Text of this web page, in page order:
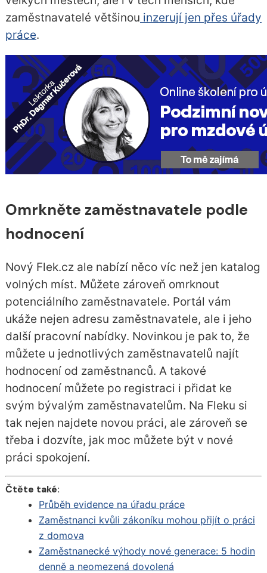
zaměstnavatelé většinou inzerují jen přes úřady
práce.
Omrkněte zaměstnavatele podle
hodnocení
Nový Flek.cz ale nabízí něco víc než jen katalog
volných míst. Můžete zároveň omrknout
potenciálního zaměstnavatele. Portál vám
ukáže nejen adresu zaměstnavatele, ale i jeho
další pracovní nabídky. Novinkou je pak to, že
můžete u jednotlivých zaměstnavatelů najít
hodnocení od zaměstnanců. A takové
hodnocení můžete po registraci i přidat ke
svým bývalým zaměstnavatelům. Na Fleku si
tak nejen najdete novou práci, ale zároveň se
třeba i dozvíte, jak moc můžete být v nové
práci spokojení.
Čtěte také:
Průběh evidence na úřadu práce
Zaměstnanci kvůli zákoníku mohou přijít o práci
z domova
Zaměstnanecké výhody nové generace: 5 hodin
denně a neomezená dovolená